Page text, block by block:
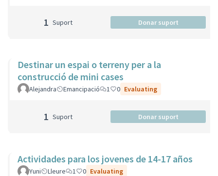
1 Suport Donar suport
Destinar un espai o terreny per a la
construcció de mini cases
Alejandra Emancipació 1 0 Evaluating
1 Suport Donar suport
Actividades para los jovenes de 14-17 años
Yuni Lleure 1 0 Evaluating